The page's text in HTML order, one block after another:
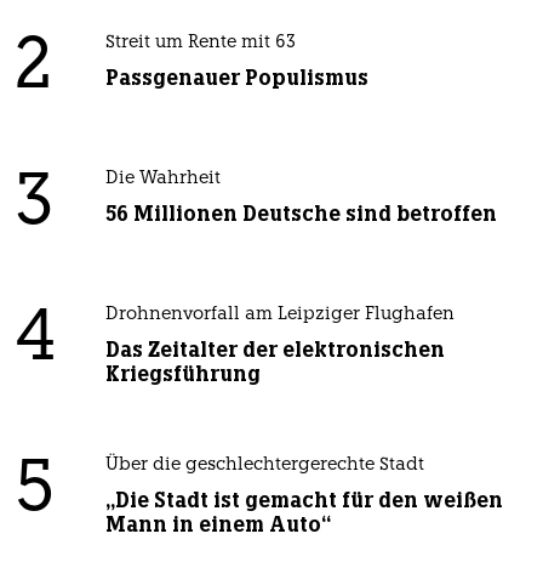
2 Streit um Rente mit 63
Passgenauer Populismus
3 Die Wahrheit
56 Millionen Deutsche sind betroffen
4 Drohnenvorfall am Leipziger Flughafen
Das Zeitalter der elektronischen
Kriegsführung
5 Über die geschlechtergerechte Stadt
„Die Stadt ist gemacht für den weißen
Mann in einem Auto“